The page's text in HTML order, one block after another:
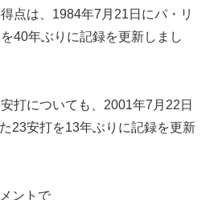
点は、1984年7月21日にパ・リ
40年ぶりに記録を更新しまし
打についても、2001年7月22日
23安打を13年ぶりに記録を更新
ントで